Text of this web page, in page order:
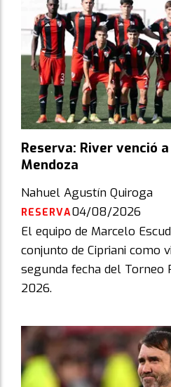
Reserva: River venció
Mendoza
Nahuel Agustín Quiroga
RESERVA04/08/2026
El equipo de Marcelo
conjunto de Cipriani como
segunda fecha del Torneo
2026.